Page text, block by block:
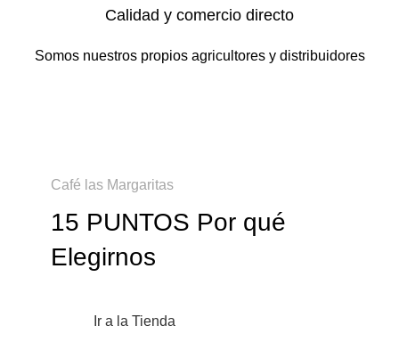
Calidad y comercio directo
Somos nuestros propios agricultores y distribuidores
Café las Margaritas
15 PUNTOS Por qué
Elegirnos
Ir a la Tienda